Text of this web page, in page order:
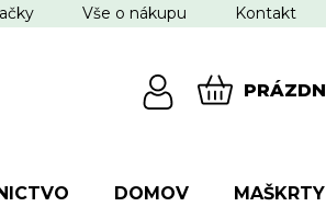
Vše o nákupu Kontakt
DOMOV MAŠKRTY